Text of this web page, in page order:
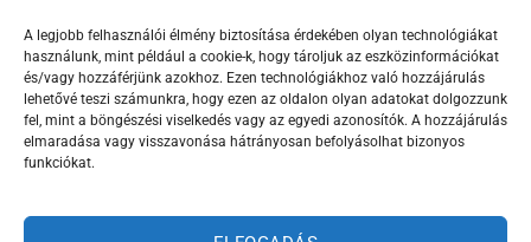
A legjobb felhasználói élmény biztosítása érdekében olyan technológiákat
használunk, mint például a cookie-k, hogy tároljuk az eszközinformációkat
és/vagy hozzáférjünk azokhoz. Ezen technológiákhoz való hozzájárulás
lehetővé teszi számunkra, hogy ezen az oldalon olyan adatokat dolgozzunk
fel, mint a böngészési viselkedés vagy az egyedi azonosítók. A hozzájárulás
elmaradása vagy visszavonása hátrányosan befolyásolhat bizonyos
funkciókat.
Menü
Kapcsolat
Termékek
Jogi nyilatkozatok
Adatvédelmi tájékoztató
ÁSZF